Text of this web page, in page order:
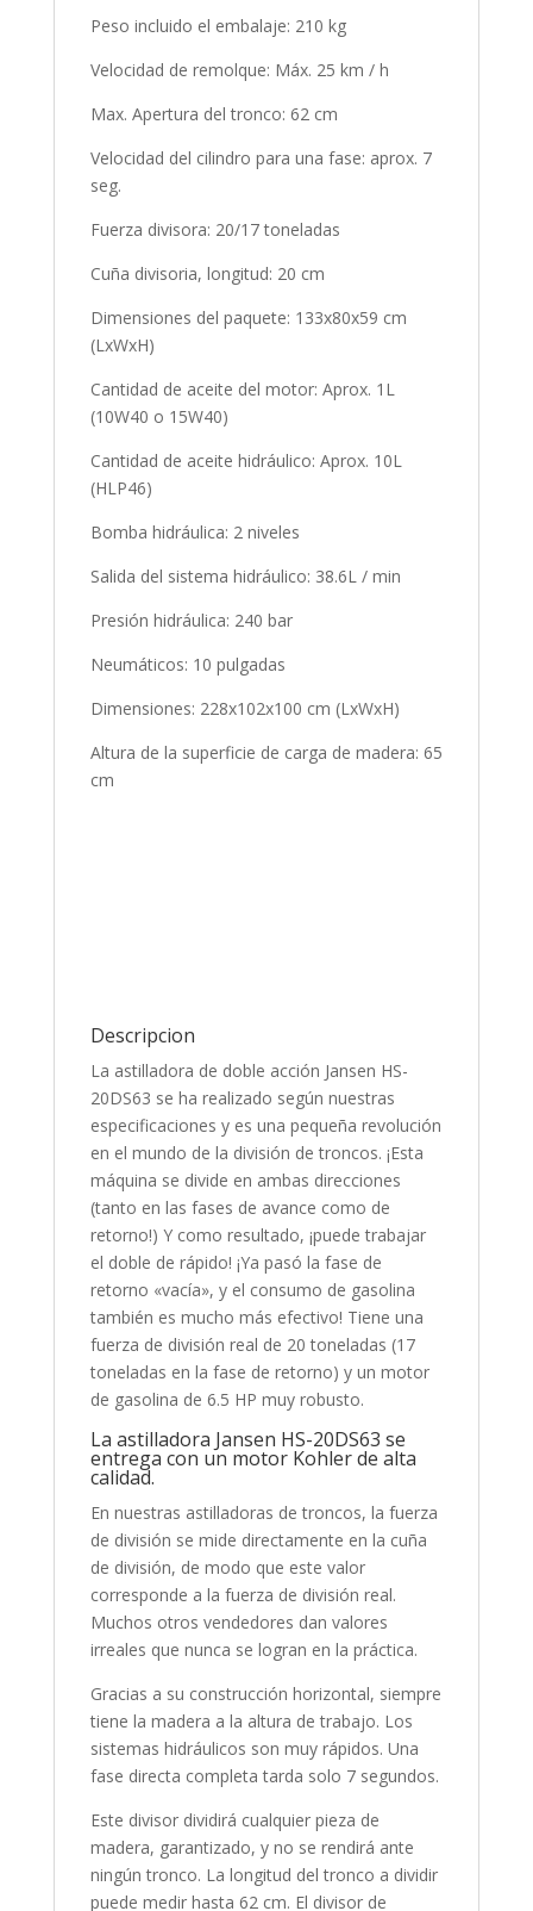
Peso incluido el embalaje: 210 kg
Velocidad de remolque: Máx. 25 km / h
Max. Apertura del tronco: 62 cm
Velocidad del cilindro para una fase: aprox. 7
seg.
Fuerza divisora: 20/17 toneladas
Cuña divisoria, longitud: 20 cm
Dimensiones del paquete: 133x80x59 cm
(LxWxH)
Cantidad de aceite del motor: Aprox. 1L
(10W40 o 15W40)
Cantidad de aceite hidráulico: Aprox. 10L
(HLP46)
Bomba hidráulica: 2 niveles
Salida del sistema hidráulico: 38.6L / min
Presión hidráulica: 240 bar
Neumáticos: 10 pulgadas
Dimensiones: 228x102x100 cm (LxWxH)
Altura de la superficie de carga de madera: 65
cm
Descripcion
La astilladora de doble acción Jansen HS-
20DS63 se ha realizado según nuestras
especificaciones y es una pequeña revolución
en el mundo de la división de troncos. ¡Esta
máquina se divide en ambas direcciones
(tanto en las fases de avance como de
retorno!) Y como resultado, ¡puede trabajar
el doble de rápido! ¡Ya pasó la fase de
retorno «vacía», y el consumo de gasolina
también es mucho más efectivo! Tiene una
fuerza de división real de 20 toneladas (17
toneladas en la fase de retorno) y un motor
de gasolina de 6.5 HP muy robusto.
La astilladora Jansen HS-20DS63 se
entrega con un motor Kohler de alta
calidad.
En nuestras astilladoras de troncos, la fuerza
de división se mide directamente en la cuña
de división, de modo que este valor
corresponde a la fuerza de división real.
Muchos otros vendedores dan valores
irreales que nunca se logran en la práctica.
Gracias a su construcción horizontal, siempre
tiene la madera a la altura de trabajo. Los
sistemas hidráulicos son muy rápidos. Una
fase directa completa tarda solo 7 segundos.
Este divisor dividirá cualquier pieza de
madera, garantizado, y no se rendirá ante
ningún tronco. La longitud del tronco a dividir
puede medir hasta 62 cm. El divisor de